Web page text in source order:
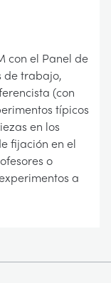
con el Panel de
de trabajo,
(con
típicos
en los
fijación en el
o
a